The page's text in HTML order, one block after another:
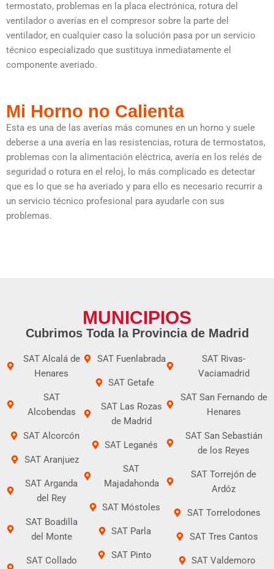
termostato, problemas en la placa electrónica, rotura del
ventilador o averías en el compresor sobre la parte del
ventilador, en cualquier caso la solución pasa por un servicio
técnico especializado que sustituya inmediatamente el
componente averiado.
Mi Horno no Calienta
Esta es una de las averías más comunes en un horno y suele
deberse a una avería en las resistencias, rotura de termostatos,
problemas con la alimentación eléctrica, avería en los relés de
seguridad o rotura en el reloj, lo más complicado es detectar
que es lo que se ha averiado y para ello es necesario recurrir a
un servicio técnico profesional para ayudarle con sus
problemas.
MUNICIPIOS
Cubrimos Toda la Provincia de Madrid
SAT Alcalá de
Henares
SAT
Alcobendas
SAT Alcorcón
SAT Aranjuez
SAT Arganda
del Rey
SAT Boadilla
del Monte
SAT Collado
SAT Fuenlabrada
SAT Getafe
SAT Las Rozas
de Madrid
SAT Leganés
SAT
Majadahonda
SAT Móstoles
SAT Parla
SAT Pinto
SAT Rivas-
Vaciamadrid
SAT San Fernando de
Henares
SAT San Sebastián
de los Reyes
SAT Torrejón de
Ardóz
SAT Torrelodones
SAT Tres Cantos
SAT Valdemoro